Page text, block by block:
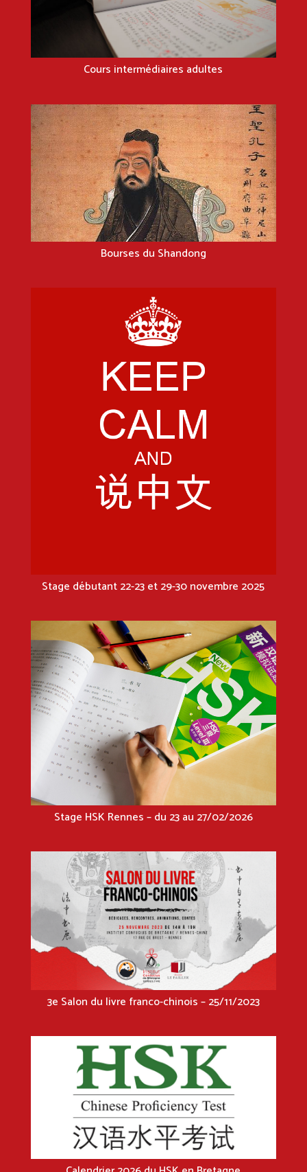
Cours intermédiaires adultes
Bourses du Shandong
Stage débutant 22-23 et 29-30 novembre 2025
Stage HSK Rennes – du 23 au 27/02/2026
3e Salon du livre franco-chinois – 25/11/2023